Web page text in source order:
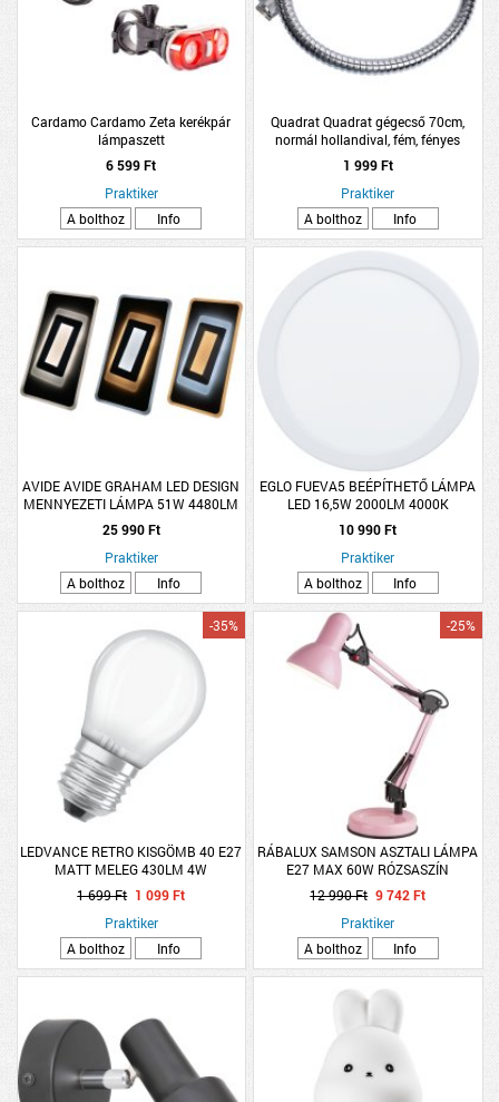
Cardamo Cardamo Zeta kerékpár
lámpaszett
6 599 Ft
Praktiker
A bolthoz
Info
Quadrat Quadrat gégecső 70cm,
normál hollandival, fém, fényes
1 999 Ft
Praktiker
A bolthoz
Info
AVIDE AVIDE GRAHAM LED DESIGN
MENNYEZETI LÁMPA 51W 4480LM
3000-6000K IP20 RF
TÁVIR.40X20CM
25 990 Ft
Praktiker
A bolthoz
Info
EGLO FUEVA5 BEÉPÍTHETŐ LÁMPA
LED 16,5W 2000LM 4000K
ÁTMÉRŐ:21,6CM FEHÉR
10 990 Ft
Praktiker
A bolthoz
Info
LEDVANCE RETRO KISGÖMB 40 E27
MATT MELEG 430LM 4W
-35%
1 699 Ft 1 099 Ft
Praktiker
A bolthoz
Info
RÁBALUX SAMSON ASZTALI LÁMPA
E27 MAX 60W RÓZSASZÍN
-25%
12 990 Ft 9 742 Ft
Praktiker
A bolthoz
Info